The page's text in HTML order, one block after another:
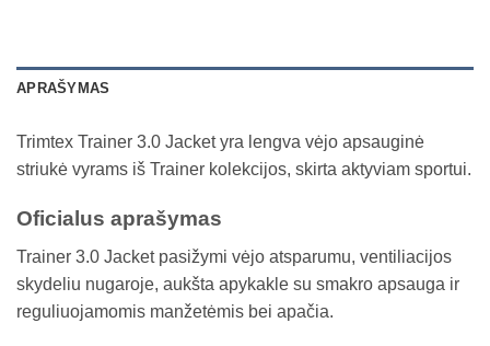
APRAŠYMAS
Trimtex Trainer 3.0 Jacket yra lengva vėjo apsauginė
striukė vyrams iš Trainer kolekcijos, skirta aktyviam sportui.
Oficialus aprašymas
Trainer 3.0 Jacket pasižymi vėjo atsparumu, ventiliacijos
skydeliu nugaroje, aukšta apykakle su smakro apsauga ir
reguliuojamomis manžetėmis bei apačia.